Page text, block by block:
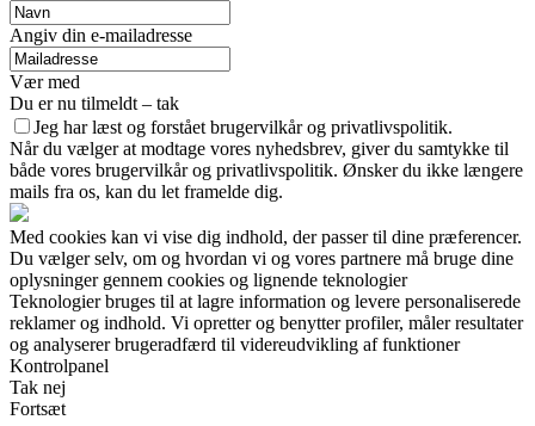
Angiv din e-mailadresse
Vær med
Du er nu tilmeldt – tak
Jeg har læst og forstået brugervilkår og privatlivspolitik.
Når du vælger at modtage vores nyhedsbrev, giver du samtykke til
både vores brugervilkår og privatlivspolitik. Ønsker du ikke længere
mails fra os, kan du let framelde dig.
Med cookies kan vi vise dig indhold, der passer til dine præferencer.
Du vælger selv, om og hvordan vi og vores partnere må bruge dine
oplysninger gennem cookies og lignende teknologier
Teknologier bruges til at lagre information og levere personaliserede
reklamer og indhold. Vi opretter og benytter profiler, måler resultater
og analyserer brugeradfærd til videreudvikling af funktioner
Kontrolpanel
Tak nej
Fortsæt